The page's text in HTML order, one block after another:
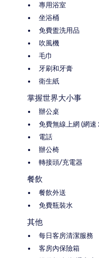
專用浴室
坐浴桶
免費盥洗用品
吹風機
毛巾
牙刷和牙膏
衛生紙
掌握世界大小事
辦公桌
免費無線上網 (網
電話
辦公椅
轉接頭/充電器
餐飲
餐飲外送
免費瓶裝水
其他
每日客房清潔服務
客房內保險箱